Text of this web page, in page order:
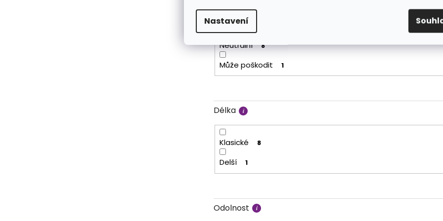
Nastavení
Vliv na pokožku
Neutrální 8
Může poškodit 1
Délka
Klasické 8
Delší 1
Odolnost